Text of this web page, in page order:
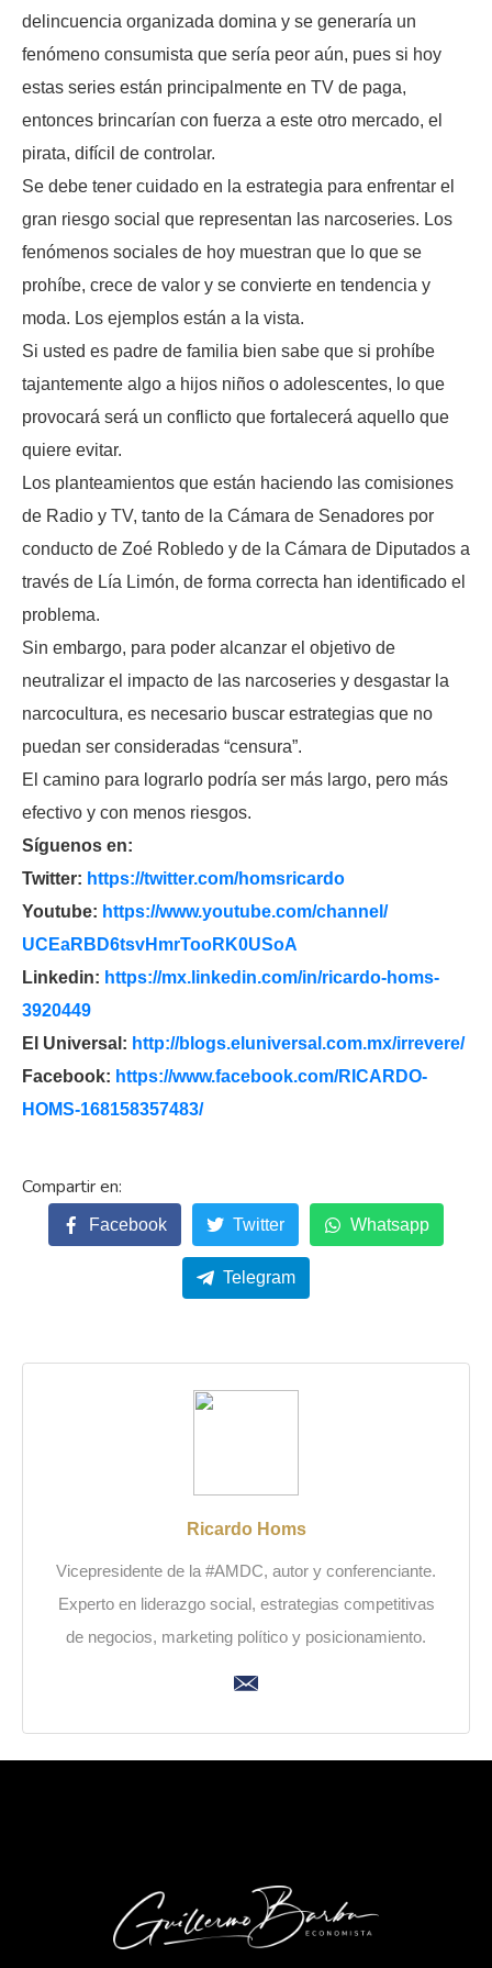
delincuencia organizada domina y se generaría un
fenómeno consumista que sería peor aún, pues si hoy
estas series están principalmente en TV de paga,
entonces brincarían con fuerza a este otro mercado, el
pirata, difícil de controlar.
Se debe tener cuidado en la estrategia para enfrentar el
gran riesgo social que representan las narcoseries. Los
fenómenos sociales de hoy muestran que lo que se
prohíbe, crece de valor y se convierte en tendencia y
moda. Los ejemplos están a la vista.
Si usted es padre de familia bien sabe que si prohíbe
tajantemente algo a hijos niños o adolescentes, lo que
provocará será un conflicto que fortalecerá aquello que
quiere evitar.
Los planteamientos que están haciendo las comisiones
de Radio y TV, tanto de la Cámara de Senadores por
conducto de Zoé Robledo y de la Cámara de Diputados a
través de Lía Limón, de forma correcta han identificado el
problema.
Sin embargo, para poder alcanzar el objetivo de
neutralizar el impacto de las narcoseries y desgastar la
narcocultura, es necesario buscar estrategias que no
puedan ser consideradas “censura”.
El camino para lograrlo podría ser más largo, pero más
efectivo y con menos riesgos.
Síguenos en:
Twitter: https://twitter.com/homsricardo
Youtube: https://www.youtube.com/channel/
UCEaRBD6tsvHmrTooRK0USoA
Linkedin: https://mx.linkedin.com/in/ricardo-homs-
3920449
El Universal: http://blogs.eluniversal.com.mx/irrevere/
Facebook: https://www.facebook.com/RICARDO-
HOMS-168158357483/
Facebook Twitter Whatsapp
Telegram
Ricardo Homs
Vicepresidente de la #AMDC, autor y conferenciante.
Experto en liderazgo social, estrategias competitivas
de negocios, marketing político y posicionamiento.